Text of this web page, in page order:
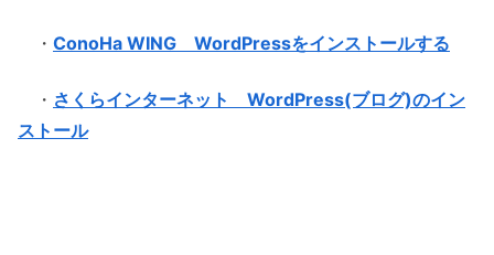
・ ConoHa WING WordPressをインストールする
・ さくらインターネット WordPress(ブログ)のイン
ストール